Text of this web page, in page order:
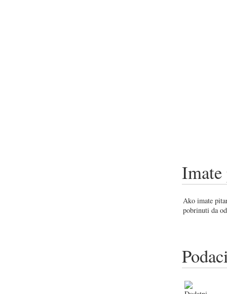
Imate
Ako imate
pobrinuti da